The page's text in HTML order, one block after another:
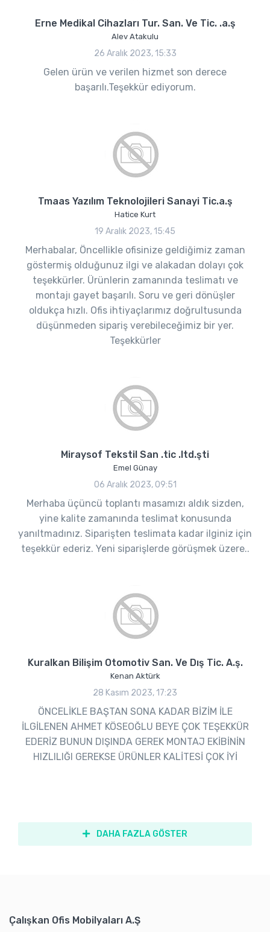
Erne Medikal Cihazları Tur. San. Ve Tic. .a.ş
Alev Atakulu
26 Aralık 2023, 15:33
Gelen ürün ve verilen hizmet son derece
başarılı.Teşekkür ediyorum.
Tmaas Yazılım Teknolojileri Sanayi Tic.a.ş
Hatice Kurt
19 Aralık 2023, 15:45
Merhabalar, Öncellikle ofisinize geldiğimiz zaman
göstermiş olduğunuz ilgi ve alakadan dolayı çok
teşekkürler. Ürünlerin zamanında teslimatı ve
montajı gayet başarılı. Soru ve geri dönüşler
oldukça hızlı. Ofis ihtiyaçlarımız doğrultusunda
düşünmeden sipariş verebileceğimiz bir yer.
Teşekkürler
Miraysof Tekstil San .tic .ltd.şti
Emel Günay
06 Aralık 2023, 09:51
Merhaba üçüncü toplantı masamızı aldık sizden,
yine kalite zamanında teslimat konusunda
yanıltmadınız. Siparişten teslimata kadar ilginiz için
teşekkür ederiz. Yeni siparişlerde görüşmek üzere..
Kuralkan Bilişim Otomotiv San. Ve Dış Tic. A.ş.
Kenan Aktürk
28 Kasım 2023, 17:23
ÖNCELİKLE BAŞTAN SONA KADAR BİZİM İLE
İLGİLENEN AHMET KÖSEOĞLU BEYE ÇOK TEŞEKKÜR
EDERİZ BUNUN DIŞINDA GEREK MONTAJ EKİBİNİN
HIZLILIĞI GEREKSE ÜRÜNLER KALİTESİ ÇOK İYİ
DAHA FAZLA GÖSTER
Çalışkan Ofis Mobilyaları A.Ş